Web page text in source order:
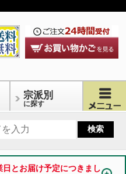
宗派別
に探す
日とお届け予定につきまし